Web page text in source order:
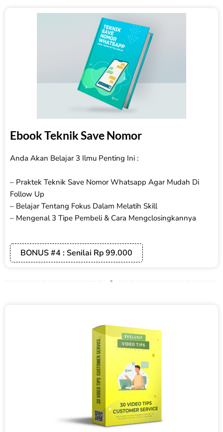
Ebook Teknik Save Nomor
Anda Akan Belajar 3 Ilmu Penting Ini :
– Praktek Teknik Save Nomor Whatsapp Agar Mudah Di
Follow Up
– Belajar Tentang Fokus Dalam Melatih Skill
– Mengenal 3 Tipe Pembeli & Cara Mengclosingkannya
BONUS #4 : Senilai Rp 99.000